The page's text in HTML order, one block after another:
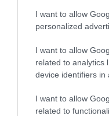
I want to allow
personalized
I want to allow
related to analytics
device identifiers in
I want to allow
related to
18 év feletti,
gyermek:
6-18 éves
Az üdülőhasználat 6